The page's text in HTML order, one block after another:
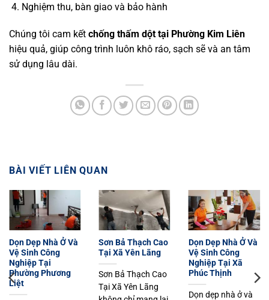
Nghiệm thu, bàn giao và bảo hành
Chúng tôi cam kết chống thấm dột tại Phường Kim Liên
hiệu quả, giúp công trình luôn khô ráo, sạch sẽ và an tâm
sử dụng lâu dài.
BÀI VIẾT LIÊN QUAN
Dọn Dẹp Nhà Ở Và
Vệ Sinh Công
Nghiệp Tại
Phường Phương
Liệt
Sơn Bả Thạch Cao
Tại Xã Yên Lãng
Sơn Bả Thạch Cao
Tại Xã Yên Lãng
Dọn Dẹp Nhà Ở Và
Vệ Sinh Công
Nghiệp Tại Xã
Phúc Thịnh
Dọn dẹp nhà ở và